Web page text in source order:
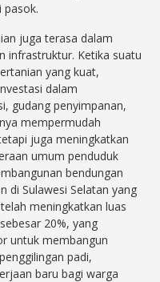
pasok.
juga terasa dalam
infrastruktur. Ketika suatu
yang kuat,
dalam
gudang penyimpanan,
mempermudah
juga meningkatkan
umum penduduk
bendungan
di Sulawesi Selatan yang
meningkatkan luas
20%, yang
untuk membangun
padi,
baru bagi warga